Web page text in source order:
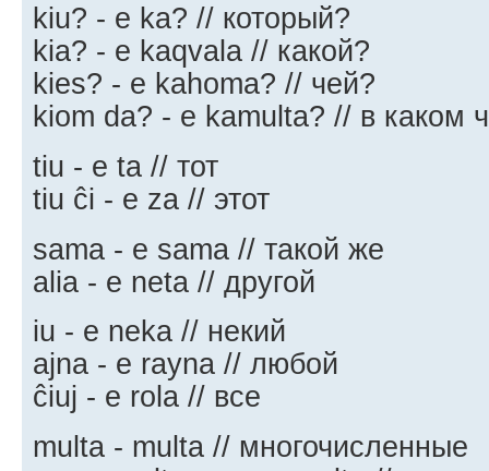
kiu? - e ka? // который?
kia? - e kaqvala // какой?
kies? - e kahoma? // чей?
kiom da? - e kamulta? // в каком
tiu - e ta // тот
tiu ĉi - e za // этот
sama - e sama // такой же
alia - e neta // другой
iu - e neka // некий
ajna - e rayna // любой
ĉiuj - e rola // все
multa - multa // многочисленные